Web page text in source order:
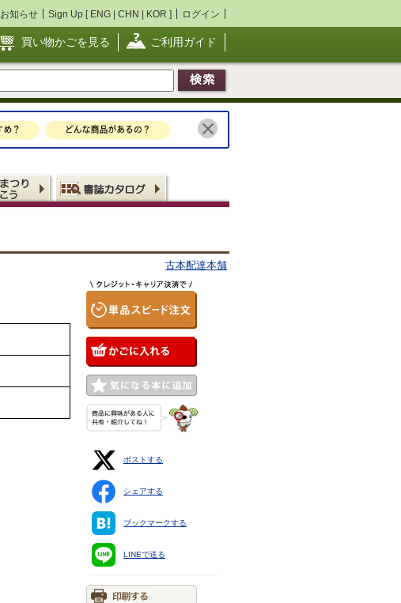
お知らせ Sign Up [ ENG | CHN | KOR ] ログイン
買い物かごを見る ご利用ガイド
古本配達本舗
ポストする
シェアする
ブックマークする
LINEで送る